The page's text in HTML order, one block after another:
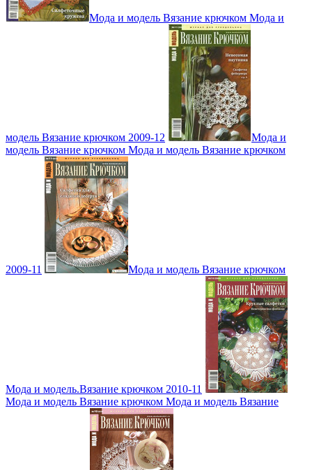
Мода и модель Вязание крючком Мода и
модель Вязание крючком 2009-12
Мода и
модель Вязание крючком Мода и модель Вязание крючком
2009-11 Мода и модель Вязание крючком
Мода и модель.Вязание крючком 2010-11
Мода и модель Вязание крючком Мода и модель Вязание